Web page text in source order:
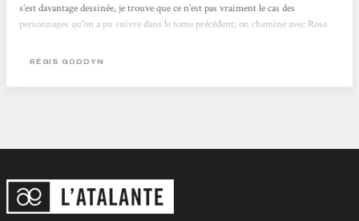
s’est davantage dessinée, je trouve que ce n’est pas vraiment le cas des
personnages qu’on a pu suivre dans le tome précédent; on chemine avec Rosa
qu’au départ, on n’a aucune idée de ce qui va se passer de son côté,...
RÉGIS GODDYN